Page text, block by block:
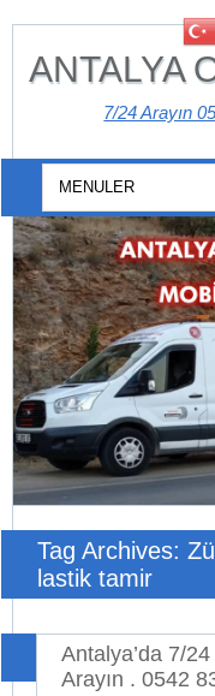
ANTALYA
7/24 Arayın
Tag Archives:
lastik tamir
Antalya’da 7/
Arayın . 0542